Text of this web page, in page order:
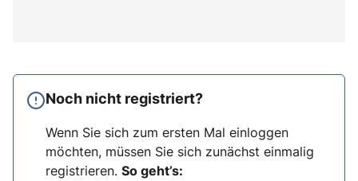
Noch nicht registriert?
Wenn Sie sich zum ersten Mal einloggen
möchten, müssen Sie sich zunächst einmalig
registrieren. So geht’s: